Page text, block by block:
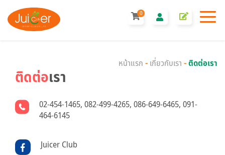
0
หน้าแรก - เกี่ยวกับเรา -ติดต่อเรา
ติดต่อเรา
02-454-1465,082-499-4265,086-649-6465,091-
464-6145
Juicer Club